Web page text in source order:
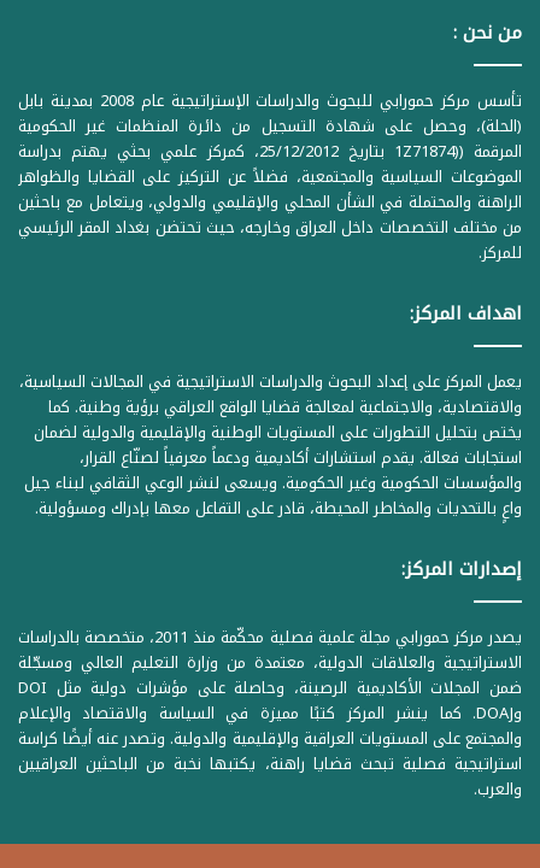
من نحن :
تأسس مركز حمورابي للبحوث والدراسات الإستراتيجية عام 2008 بمدينة بابل
(الحلة)، وحصل على شهادة التسجيل من دائرة المنظمات غير الحكومية
المرقمة ((1Z71874 بتاريخ 25/12/2012، كمركز علمي بحثي يهتم بدراسة
الموضوعات السياسية والمجتمعية، فضلاً عن التركيز على القضايا والظواهر
الراهنة والمحتملة في الشأن المحلي والإقليمي والدولي، ويتعامل مع باحثين
من مختلف التخصصات داخل العراق وخارجه، حيث تحتضن بغداد المقر الرئيسي
للمركز.
اهداف المركز:
يعمل المركز على إعداد البحوث والدراسات الاستراتيجية في المجالات السياسية،
والاقتصادية، والاجتماعية لمعالجة قضايا الواقع العراقي برؤية وطنية. كما
يختص بتحليل التطورات على المستويات الوطنية والإقليمية والدولية لضمان
استجابات فعالة. يقدم استشارات أكاديمية ودعماً معرفياً لصنّاع القرار،
والمؤسسات الحكومية وغير الحكومية. ويسعى لنشر الوعي الثقافي لبناء جيل
واعٍ بالتحديات والمخاطر المحيطة، قادر على التفاعل معها بإدراك ومسؤولية.
إصدارات المركز:
يصدر مركز حمورابي مجلة علمية فصلية محكّمة منذ 2011، متخصصة بالدراسات
الاستراتيجية والعلاقات الدولية، معتمدة من وزارة التعليم العالي ومسجّلة
ضمن المجلات الأكاديمية الرصينة، وحاصلة على مؤشرات دولية مثل DOI
وDOAJ. كما ينشر المركز كتبًا مميزة في السياسة والاقتصاد والإعلام
والمجتمع على المستويات العراقية والإقليمية والدولية. وتصدر عنه أيضًا كراسة
استراتيجية فصلية تبحث قضايا راهنة، يكتبها نخبة من الباحثين العراقيين
والعرب.